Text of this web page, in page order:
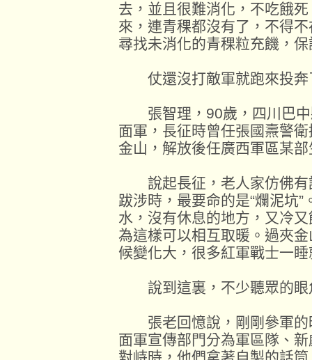
去，並且很難消化，不吃餓
來，連青稞都沒有了，不得
尋找未消化的青稞粒充饑，
仗還沒打敵軍就跑來投奔
張智理，90歲，四川巴中
面軍，長征時曾任張國燾警
金山，解放後任廣西軍區某
說起長征，老人家仿佛有
跋涉時，最要命的是“爛泥坑
水，沒有休息的地方，又冷
為這樣可以相互取暖。過夾
候變化大，很多紅軍戰士一
說到這裏，不少聽眾的眼
張老回憶說，剛剛參軍的
面軍宣傳部門分為軍區隊、